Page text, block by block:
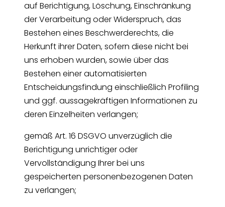
auf Berichtigung, Löschung, Einschränkung
der Verarbeitung oder Widerspruch, das
Bestehen eines Beschwerderechts, die
Herkunft ihrer Daten, sofern diese nicht bei
uns erhoben wurden, sowie über das
Bestehen einer automatisierten
Entscheidungsfindung einschließlich Profiling
und ggf. aussagekräftigen Informationen zu
deren Einzelheiten verlangen;
gemäß Art. 16 DSGVO unverzüglich die
Berichtigung unrichtiger oder
Vervollständigung Ihrer bei uns
gespeicherten personenbezogenen Daten
zu verlangen;